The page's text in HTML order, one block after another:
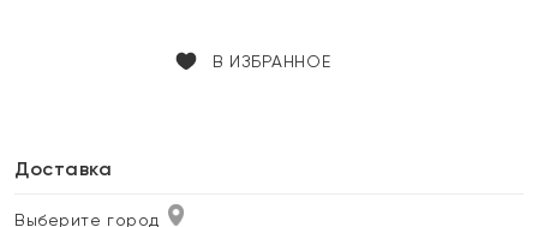
В ИЗБРАННОЕ
Доставка
Выберите город